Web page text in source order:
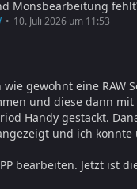
Monsbearbeitung
10. Juli 2026 um 11:53
gewohnt eine RAW
und diese dann mit
Handy gestackt.
und ich
bearbeiten. Jetzt ist